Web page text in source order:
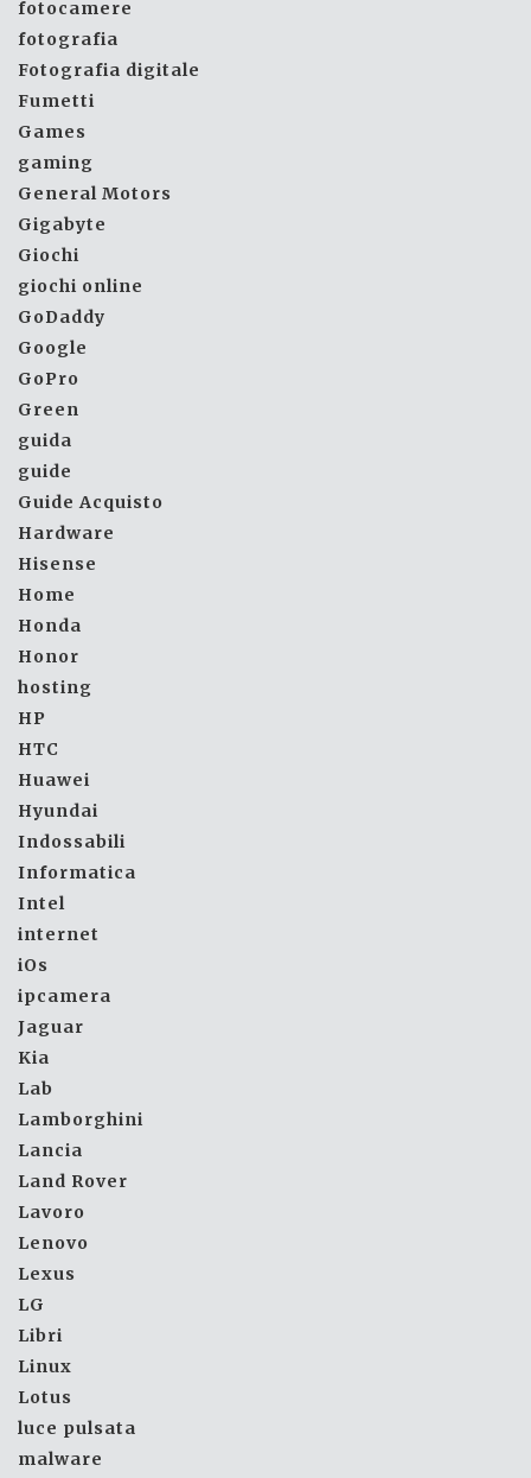
fotocamere
fotografia
Fotografia digitale
Fumetti
Games
gaming
General Motors
Gigabyte
Giochi
giochi online
GoDaddy
Google
GoPro
Green
guida
guide
Guide Acquisto
Hardware
Hisense
Home
Honda
Honor
hosting
HP
HTC
Huawei
Hyundai
Indossabili
Informatica
Intel
internet
iOs
ipcamera
Jaguar
Kia
Lab
Lamborghini
Lancia
Land Rover
Lavoro
Lenovo
Lexus
LG
Libri
Linux
Lotus
luce pulsata
malware